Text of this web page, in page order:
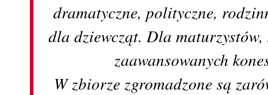
dramatyczne, polityczne,
dla dziewcząt. Dla
zaawansowanych
W zbiorze zgromadzone są